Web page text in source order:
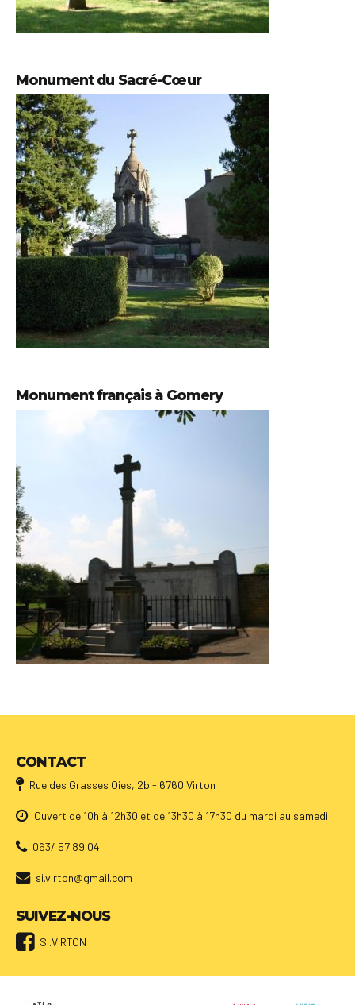
Monument du Sacré-Cœur
Monument français à Gomery
CONTACT
Rue des Grasses Oies, 2b - 6760 Virton
Ouvert de 10h à 12h30 et de 13h30 à 17h30 du mardi au samedi
063/ 57 89 04
si.virton@gmail.com
SUIVEZ-NOUS
SI.VIRTON